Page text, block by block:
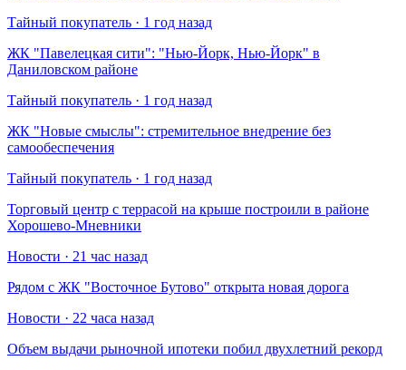
Тайный покупатель · 1 год назад
​ЖК "Павелецкая сити": "Нью-Йорк, Нью-Йорк" в
Даниловском районе
Тайный покупатель · 1 год назад
​ЖК "Новые смыслы": стремительное внедрение без
самообеспечения
Тайный покупатель · 1 год назад
Торговый центр с террасой на крыше построили в районе
Хорошево-Мневники
Новости · 21 час назад
Рядом с ЖК "Восточное Бутово" открыта новая дорога
Новости · 22 часа назад
Объем выдачи рыночной ипотеки побил двухлетний рекорд